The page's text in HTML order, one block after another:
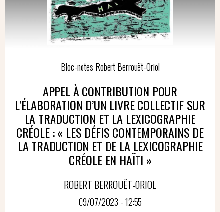
Bloc-notes Robert Berrouët-Oriol
APPEL À CONTRIBUTION POUR
L’ÉLABORATION D’UN LIVRE COLLECTIF SUR
LA TRADUCTION ET LA LEXICOGRAPHIE
CRÉOLE : « LES DÉFIS CONTEMPORAINS DE
LA TRADUCTION ET DE LA LEXICOGRAPHIE
CRÉOLE EN HAÏTI »
ROBERT BERROUËT-ORIOL
09/07/2023 - 12:55